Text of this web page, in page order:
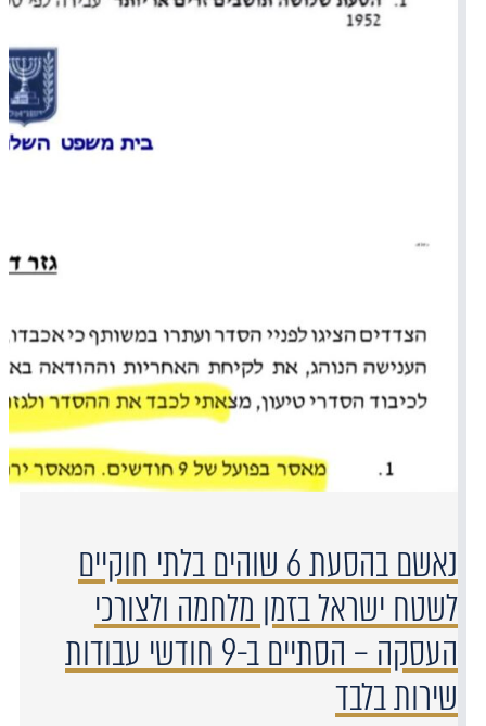
נאשם בהסעת 6 שוהים בלתי חוקיים
לשטח ישראל בזמן מלחמה ולצורכי
העסקה – הסתיים ב-9 חודשי עבודות
שירות בלבד